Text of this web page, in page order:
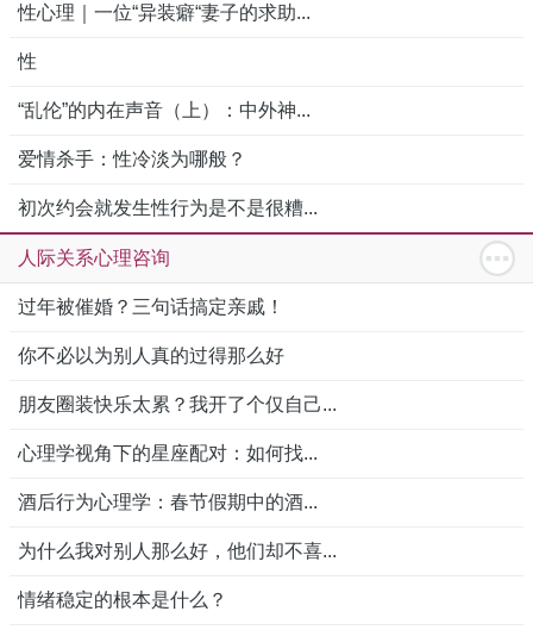
性心理｜一位“异装癖“妻子的求助...
性
“乱伦”的内在声音（上）：中外神...
爱情杀手：性冷淡为哪般？
初次约会就发生性行为是不是很糟...
人际关系心理咨询
过年被催婚？三句话搞定亲戚！
你不必以为别人真的过得那么好
朋友圈装快乐太累？我开了个仅自己...
心理学视角下的星座配对：如何找...
酒后行为心理学：春节假期中的酒...
为什么我对别人那么好，他们却不喜...
情绪稳定的根本是什么？